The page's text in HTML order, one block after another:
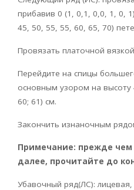
прибавив 0 (1, 0,1, 0,0, 1, 0,
45, 50, 55, 55, 60, 65, 70)
Провязать платочной
Перейдите на спицы
основным узором на высоту
60; 61) см.
Закончить изнаночным
Примечание: прежде чем
далее, прочитайте до
Убавочный ряд(ЛС):